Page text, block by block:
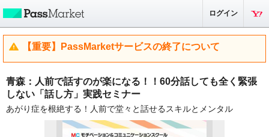
ログイン
【重要】PassMarketサービスの終了について
青森：人前で話すのが楽になる！！60分話しても全く緊張
しない「話し方」実践セミナー
あがり症を根絶する！人前で堂々と話せるスキルとメンタル